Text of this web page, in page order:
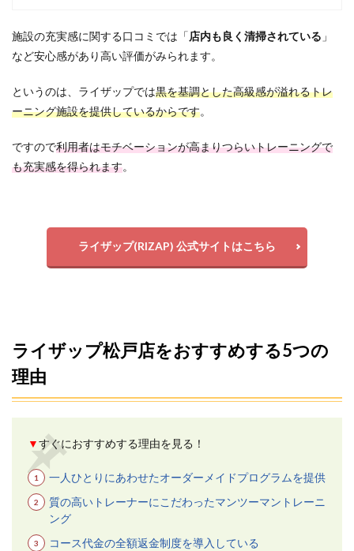
Q8.ラ
イザ
は無
理な
勧誘
れま
か？
イザ
んな
ライ
ザッ
プの
地域
覧
10
参考
文献
施設の充実感に関する口コミでは「店内も良く清掃されている 」
など安心感があり高い評価がみられます。
というのは、ライザップでは黒を基調とした高級感が溢れるトレ
ーニング施設を提供しているからです。
ですので利用者はモチベーションが高まりつらいトレーニングで
も充実感を得られます。
ライザップ(RIZAP) 公式サイトはこちら
ライザップ松戸店をおすすめする5つの
理由
▼すぐにおすすめする理由を見る！
一人ひとりにあわせたオーダーメイドプログラムを提供
質の高いトレーナーにこだわったマンツーマントレーニ
ング
コース代金の全額返金制度を導入している